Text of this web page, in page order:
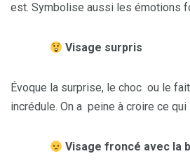
est. Symbolise aussi les émotions
Visage surpris
Évoque la surprise, le choc ou le
incrédule. On a peine à croire ce
Visage froncé avec la